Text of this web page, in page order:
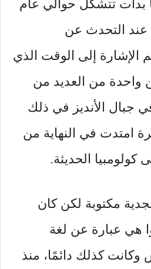
بدأت تتشكل حوالي عام
عند التحدث عن
الإشارة إلى الوقت الذي
واحدة من العديد من
جبال الأنديز في ذلك
امتدت في النهاية من
كولومبيا الحديثة.
مكتوبة لكن كان
هي عبارة عن لغة
كذلك دائمًا، منذ